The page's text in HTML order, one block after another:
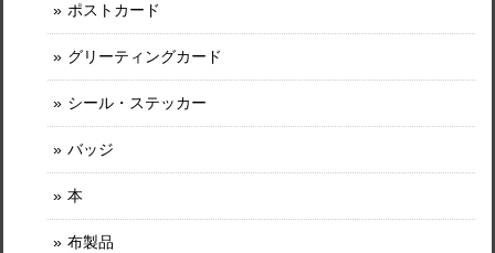
ポストカード
グリーティングカード
シール・ステッカー
バッジ
本
布製品